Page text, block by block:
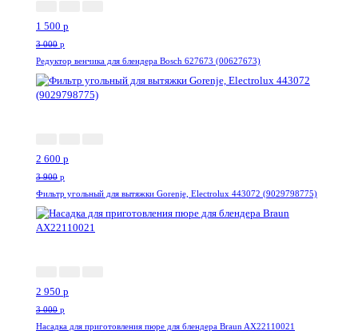
1 500 p
3 000 p
Редуктор венчика для блендера Bosch 627673 (00627673)
2 600 p
3 900 p
Фильтр угольный для вытяжки Gorenje, Electrolux 443072 (9029798775)
2 950 p
3 000 p
Насадка для приготовления пюре для блендера Braun AX22110021